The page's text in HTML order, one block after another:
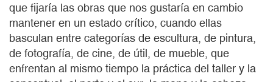
que fijaría las obras que nos gustaría en cambio
mantener en un estado crítico, cuando ellas
basculan entre categorías de escultura, de pintura,
de fotografía, de cine, de útil, de mueble, que
enfrentan al mismo tiempo la práctica del taller y la